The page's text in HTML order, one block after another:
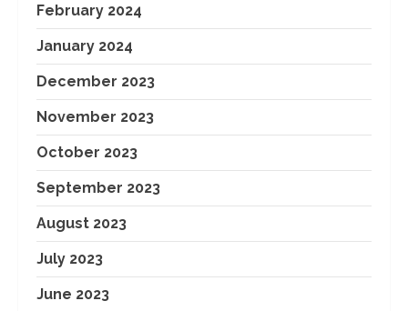
February 2024
January 2024
December 2023
November 2023
October 2023
September 2023
August 2023
July 2023
June 2023